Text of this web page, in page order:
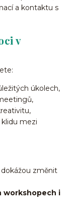
a kontaktu s
v
úkolech,
mezi
změnit
workshopech i